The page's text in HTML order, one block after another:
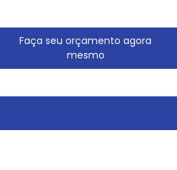
Faça seu orçamento agora
mesmo